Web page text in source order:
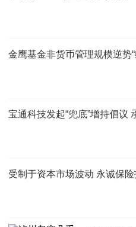
金鹰基金非货币管理规模逆势
宝通科技发起“兜底”增持倡议
受制于资本市场波动 永诚保